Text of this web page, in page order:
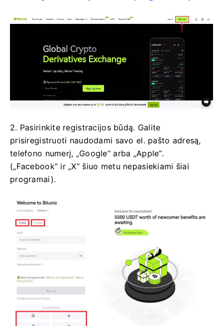
2. Pasirinkite registracijos būdą. Galite
prisiregistruoti naudodami savo el. pašto adresą,
telefono numerį, „Google“ arba „Apple“.
(„Facebook“ ir „X“ šiuo metu nepasiekiami šiai
programai).